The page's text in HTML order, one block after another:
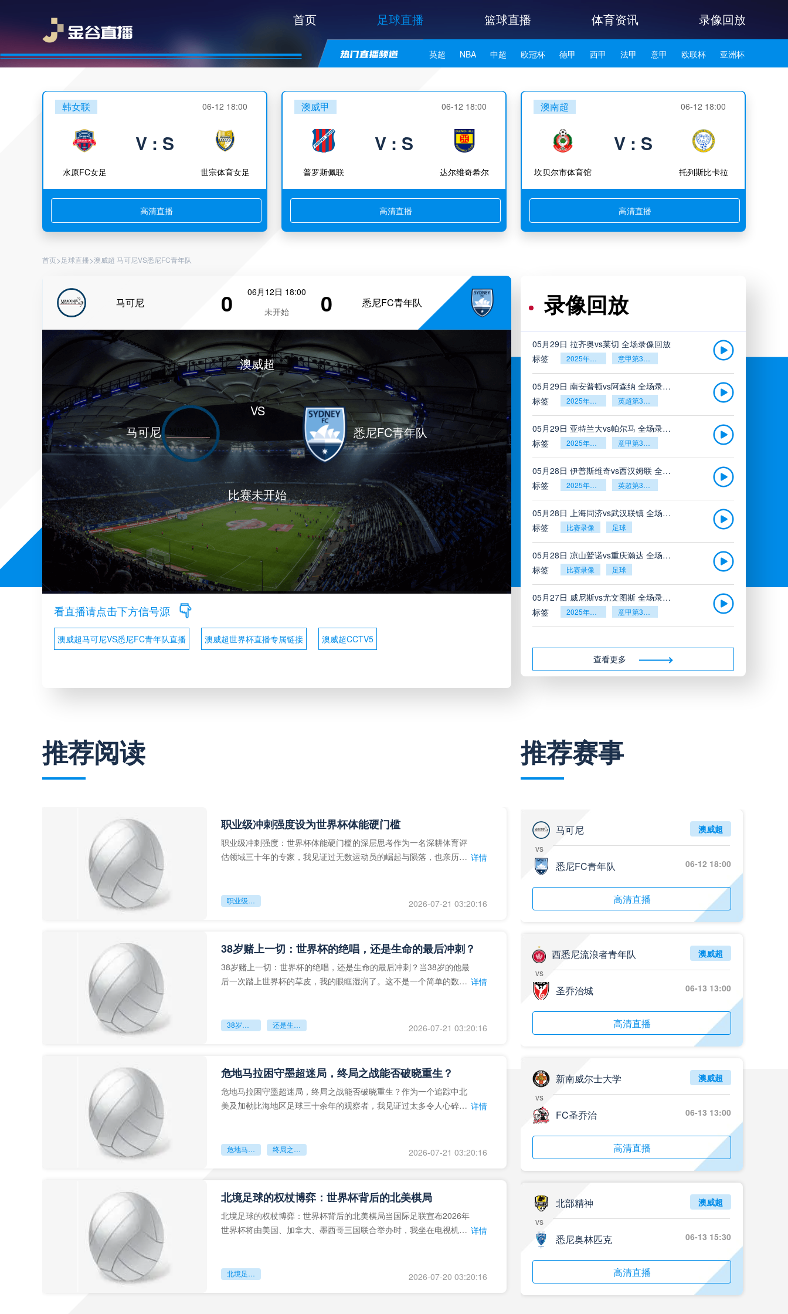
首页 足球直播 篮球直播 体育资讯 录像回放
英超 NBA 中超 欧冠杯 德甲 西甲 法甲 意甲 欧联杯 亚洲杯
韩女联 06-12 18:00
水原FC女足
V : S
世宗体育女足
高清直播
澳威甲 06-12 18:00
普罗斯佩联
V : S
达尔维奇希尔
高清直播
澳南超 06-12 18:00
坎贝尔市体育馆
V : S
托列斯比卡拉
高清直播
首页> 足球直播>澳威超 马可尼VS悉尼FC青年队
马可尼 0
06月12日 18:00
未开始
0 悉尼FC青年队
马可尼
澳威超
VS
比赛未开始
悉尼FC青年队
看直播请点击下方信号源
澳威超马可尼VS悉尼FC青年队直播 澳威超世界杯直播专属链接 澳威超CCTV5
录像回放
05月29日 拉齐奥vs莱切 全场录像回放
标签
2025年5月26日 意甲第38轮
05月29日 南安普顿vs阿森纳 全场录像回放
标签
2025年5月26日 英超第38轮
05月29日 亚特兰大vs帕尔马 全场录像回放
标签
2025年5月26日 意甲第38轮
05月28日 伊普斯维奇vs西汉姆联 全场录像回放
标签
2025年5月26日 英超第38轮
05月28日 上海同济vs武汉联镇 全场录像
标签
比赛录像 足球
05月28日 凉山鹫诺vs重庆瀚达 全场录像
标签
比赛录像 足球
05月27日 威尼斯vs尤文图斯 全场录像回放
标签
2025年5月26日 意甲第38轮
标签
比赛录像 西甲
05月26日 AC米兰vs蒙扎全场录像回放
标签
标签
标签
2025年5月24日
标签
欧联杯决赛
标签
2025年5月23日
标签
2024年5月21日
标签
2024年5月21日 足协杯第3轮
标签
2024年5月21日
标签
比赛录像
标签
比赛录像 成都蓉城
标签
2025年5月21日
标签
比赛录像
05月22日 水晶宫vs狼队 全场录像回放
查看更多
推荐阅读
职业级冲刺强度设为世界杯体能硬门槛
职业级冲刺强度：世界杯体能硬门槛的深层思考作为一名深耕体育评
估领域三十年的专家，我见证过无数运动员的崛起与陨落，也亲历了 详情
职业级冲刺强度设为世界杯体能硬门槛 2026-07-21 03:20:16
38岁赌上一切：世界杯的绝唱，还是生命的最后冲刺？
38岁赌上一切：世界杯的绝唱，还是生命的最后冲刺？当38岁的他最
后一次踏上世界杯的草皮，我的眼眶湿润了。这不是一个简单的数
详情
38岁赌上一切：世界杯的绝唱 还是生命的最后冲刺？ 2026-07-21 03:20:16
危地马拉困守墨超迷局，终局之战能否破晓重生？
危地马拉困守墨超迷局，终局之战能否破晓重生？作为一个追踪中北
美及加勒比海地区足球三十余年的观察者，我见证过太多令人心碎的 详情
危地马拉困守墨超迷局 终局之战能否破晓重生？ 2026-07-21 03:20:16
北境足球的权杖博弈：世界杯背后的北美棋局
北境足球的权杖博弈：世界杯背后的北美棋局当国际足联宣布2026年
世界杯将由美国、加拿大、墨西哥三国联合举办时，我坐在电视机
详情
北境足球的权杖博弈：世界杯背后的北美棋局 2026-07-20 03:20:16
推荐赛事
马可尼
vs
悉尼FC青年队
澳威超
06-12 18:00
高清直播
西悉尼流浪者青年队
vs
圣乔治城
澳威超
06-13 13:00
高清直播
新南威尔士大学
vs
FC圣乔治
澳威超
06-13 13:00
高清直播
北部精神
vs
悉尼奥林匹克
澳威超
06-13 15:30
高清直播